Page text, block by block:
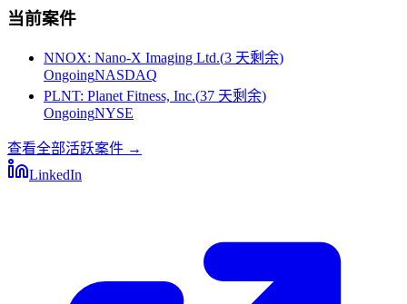
当前案件
NNOX: Nano-X Imaging Ltd.(3 天剩余)
OngoingNASDAQ
PLNT: Planet Fitness, Inc.(37 天剩余)
OngoingNYSE
查看全部活跃案件 →
LinkedIn